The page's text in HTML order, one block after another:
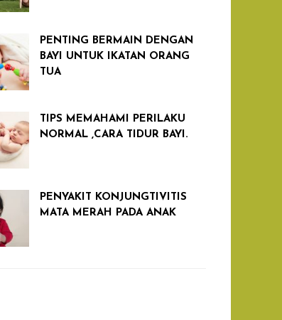
PENTING BERMAIN DENGAN
BAYI UNTUK IKATAN ORANG
TUA
TIPS MEMAHAMI PERILAKU
NORMAL ,CARA TIDUR BAYI.
PENYAKIT KONJUNGTIVITIS
MATA MERAH PADA ANAK